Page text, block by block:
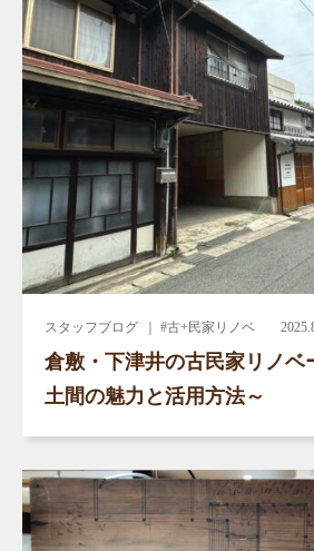
スタッフブログ ｜ #古+民家リノベ
倉敷・下津井の古民家リノベ
土間の魅力と活用方法～